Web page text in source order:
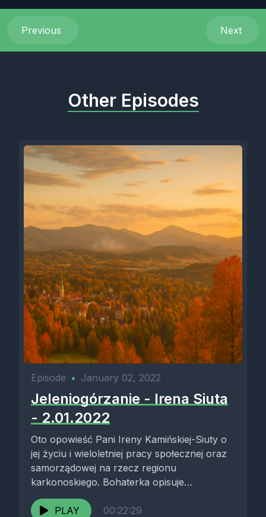
Previous Next
Other Episodes
Episode • January 02, 2022
Jeleniogórzanie - Irena Siuta
- 2.01.2022
Oto opowieść Pani Ireny Kamińskiej-Siuty o
jej życiu i wieloletniej pracy społecznej oraz
samorządowej na rzecz regionu
karkonoskiego. Bohaterka opisuje
powojenny przyjazd do Jeleniej...
PLAY
00:22:29